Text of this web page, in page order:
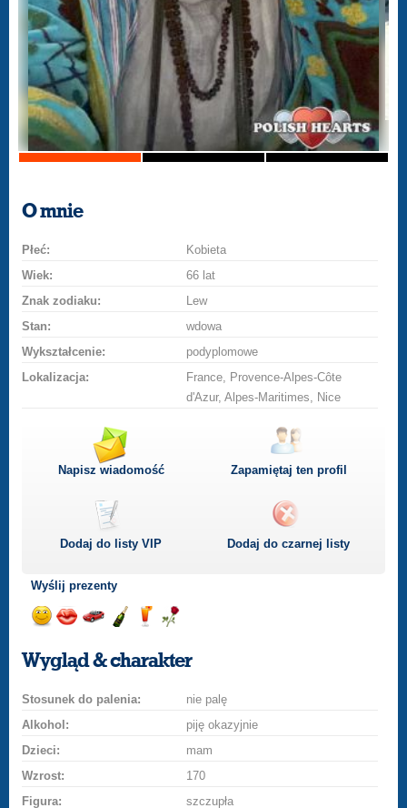
O mnie
Płeć:
Kobieta
Wiek:
66 lat
Znak zodiaku:
Lew
Stan:
wdowa
Wykształcenie:
podyplomowe
Lokalizacja:
France, Provence-Alpes-Côte
d'Azur, Alpes-Maritimes, Nice
Napisz wiadomość Zapamiętaj ten profil
Dodaj do listyVIP Dodaj do czarnej listy
Wyślij prezenty
uśmiech
buziakasamochodem
szampana
drinka
różę
Wygląd & charakter
Stosunek do palenia:
nie palę
Alkohol:
piję okazyjnie
Dzieci:
mam
Wzrost:
170
Figura:
szczupła